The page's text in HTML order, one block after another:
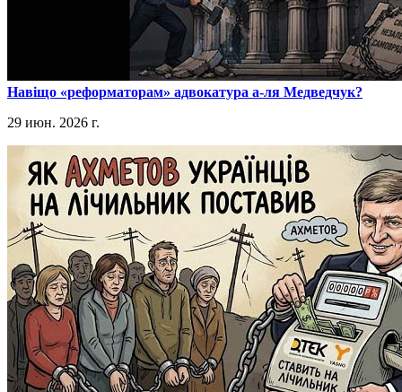
​Навіщо «реформаторам» адвокатура а-ля Медведчук?
29 июн. 2026 г.